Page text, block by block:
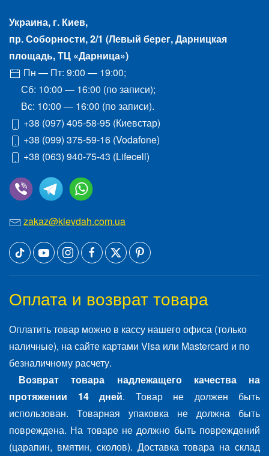
Украина, г. Киев,
пр. Соборности, 2/1 (Левый берег, Дарницкая
площадь, ТЦ «Дарница»)
Пн — Пт: 9:00 — 19:00;
Сб: 10:00 — 16:00 (по записи);
Вс: 10:00 — 16:00 (по записи).
+38 (097) 405-58-95 (Киевстар)
+38 (099) 375-59-16 (Vodafone)
+38 (063) 940-75-43 (Lifecell)
zakaz@kievdah.com.ua
Оплата и возврат товара
Оплатить товар можно в кассу нашего офиса (только
наличные), на сайте картами Visa или Mastercard и по
безналичному расчету.
Возврат товара надлежащего качества на
протяжении 14 дней. Товар не должен быть
использован. Товарная упаковка не должна быть
повреждена. На товаре не должно быть повреждений
(царапин, вмятин, сколов). Доставка товара на склад